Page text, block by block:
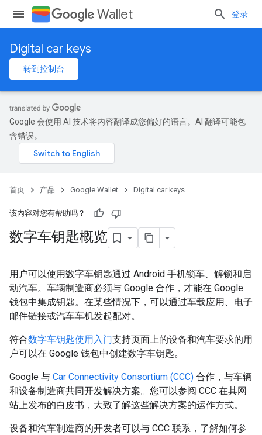
Wallet 登录
Digital car keys
转到控制台
Google 会使用 AI 技术将内容翻译成您偏好的语言。AI 翻译可能包
含错误。
首页 产品 Google Wallet Digital car keys
该内容对您有帮助吗？
数字车钥匙概览
用户可以使用数字车钥匙通过 Android 手机锁车、解锁和启
动汽车。车辆制造商必须与 Google 合作，才能在 Google
钱包中集成钥匙。在某些情况下，可以通过车载应用、电子
邮件链接或汽车车机发起配对。
符合数字车钥匙使用入门支持页面上的设备和汽车要求的用
户可以在 Google 钱包中创建数字车钥匙。
Google 与 Car Connectivity Consortium (CCC) 合作，与车辆
和设备制造商共同开发解决方案。您可以参阅 CCC 在其网
站上发布的白皮书，大致了解这些解决方案的运作方式。
设备和汽车制造商的开发者可以与 CCC 联系，了解如何参